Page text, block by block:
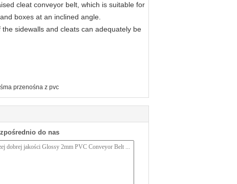
cleat conveyor belt, which is suitable for
boxes at an inclined angle.
sidewalls and cleats can adequately be
przenośna z pvc
do nas